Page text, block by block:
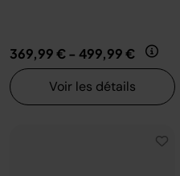
369,99 €- 499,99 €
Voir les détails